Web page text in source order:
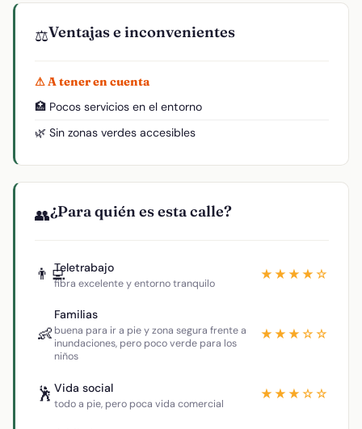
⚖️Ventajas e inconvenientes
⚠ A tener en cuenta
🏥 Pocos servicios en el entorno
🌿 Sin zonas verdes accesibles
👥¿Para quién es esta calle?
👨‍💻Teletrabajo
fibra excelente y entorno tranquilo
★★★★☆
👶
Familias
buena para ir a pie y zona segura frente a
inundaciones, pero poco verde para los
niños
★★★☆☆
🕺 Vida social
todo a pie, pero poca vida comercial
★★★☆☆